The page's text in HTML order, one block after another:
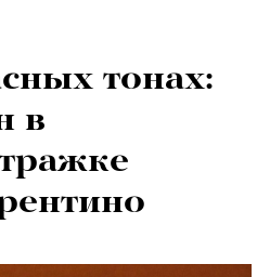
тонах:
в